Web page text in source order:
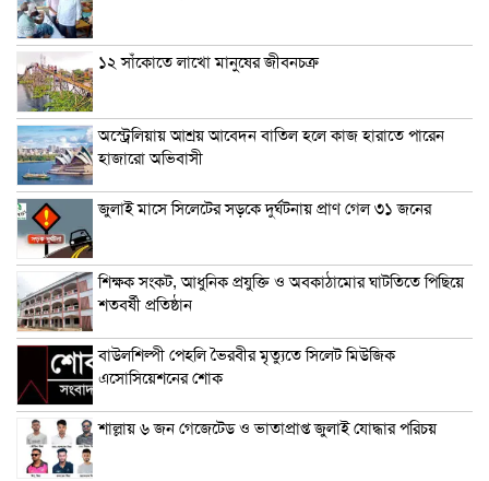
১২ সাঁকোতে লাখো মানুষের জীবনচক্র
অস্ট্রেলিয়ায় আশ্রয় আবেদন বাতিল হলে কাজ হারাতে পারেন
হাজারো অভিবাসী
জুলাই মাসে সিলেটের সড়কে দুর্ঘটনায় প্রাণ গেল ৩১ জনের
শিক্ষক সংকট, আধুনিক প্রযুক্তি ও অবকাঠামোর ঘাটতিতে পিছিয়ে
শতবর্ষী প্রতিষ্ঠান
বাউলশিল্পী পেহলি ভৈরবীর মৃত্যুতে সিলেট মিউজিক
এসোসিয়েশনের শোক
শাল্লায় ৬ জন গেজেটেড ও ভাতাপ্রাপ্ত জুলাই যোদ্ধার পরিচয়